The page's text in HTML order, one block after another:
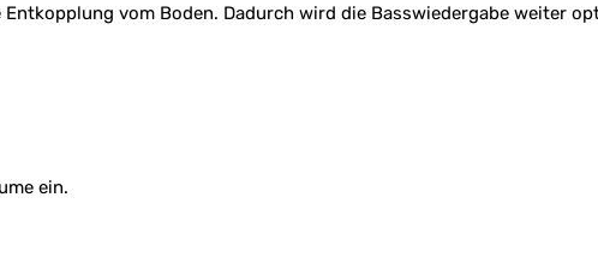
vom Boden. Dadurch wird die Basswiedergabe weiter
ein.